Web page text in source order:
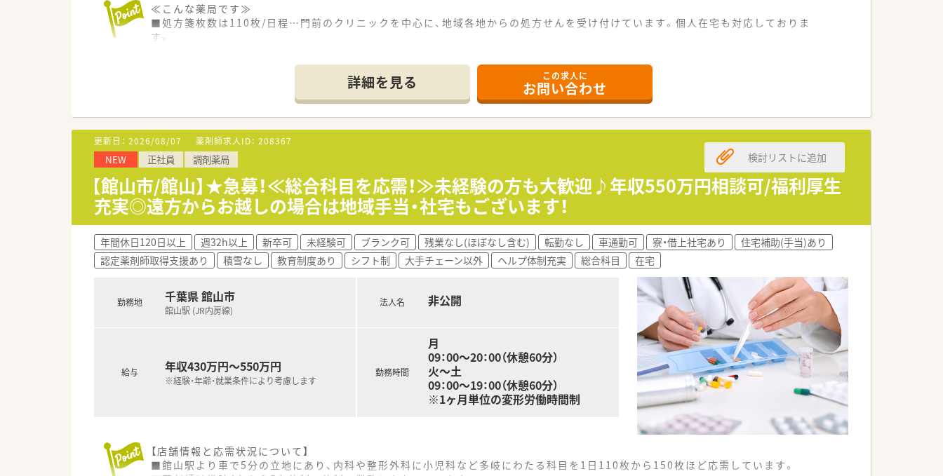
≪こんな薬局です≫
■処方箋枚数は110枚/日程…門前のクリニックを中心に、地域各地からの処方せんを受け付けています。個人在宅も対応しておりま
す。
■関西に50店舗、関東圏～中国地方にも展開し全国に約75店舗展開する調剤薬局チェーンです。
医療モール型を中心に、総合病院の前にも展開中！病院前に医療モールを構えるなど複数科目を応需できる出店傾向が特徴です。
■無借金経営を続け、企業としての安定性が抜群！
20年間昇給し続けており、毎年パートの方含めて決算賞与も支給されております！
■グループ企業も多数あるので、薬局以外の現場でも仕事をする事が可能です。病院に出向・介護施設・コンサル会社など、他ジャンルの
仕事をする事も可能ですので仕事の幅も広がります。
詳細を見る この求人に
お問い合わせ
更新日： 2026/08/07 薬剤師求人ID： 208367
NEW 正社員 調剤薬局
【館山市/館山】★急募！≪総合科目を応需！≫未経験の方も大歓迎♪年収550万円相談可/福利厚生
充実◎遠方からお越しの場合は地域手当・社宅もございます！
検討リストに追加
年間休日120日以上 週32h以上 新卒可 未経験可 ブランク可 残業なし(ほぼなし含む) 転勤なし 車通勤可 寮・借上社宅あり
住宅補助(手当)あり
認定薬剤師取得支援あり
積雪なし 教育制度あり シフト制 大手チェーン以外 ヘルプ体制充実 総合科目 在宅
勤務地 千葉県 館山市
館山駅 (JR内房線)
給与 年収430万円～550万円
※経験・年齢・就業条件により考慮します
法人名 非公開
勤務時間
月
09：00～20：00（休憩60分）
火～土
09：00～19：00（休憩60分）
※1ヶ月単位の変形労働時間制
【店舗情報と応需状況について】
■館山駅より車で5分の立地にあり、内科や整形外科に小児科など多岐にわたる科目を1日110枚から150枚ほど応需しています。